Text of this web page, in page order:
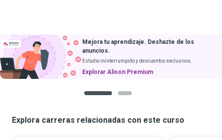
Mejora tu aprendizaje. Deshazte de los
anuncios.
Estudio ininterrumpido y descuentos exclusivos.
Explorar Alison Premium
Explora carreras relacionadas con este curso